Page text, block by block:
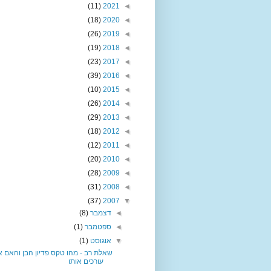
◄
2021
(11)
◄
2020
(18)
◄
2019
(26)
◄
2018
(19)
◄
2017
(23)
◄
2016
(39)
◄
2015
(10)
◄
2014
(26)
◄
2013
(29)
◄
2012
(18)
◄
2011
(12)
◄
2010
(20)
◄
2009
(28)
◄
2008
(31)
▼
2007
(37)
◄דצמבר(8)
◄ספטמבר(1)
▼ אוגוסט(1)
שאלת רב - מהו טקס פדיון הבן והאם
עורכים אותו